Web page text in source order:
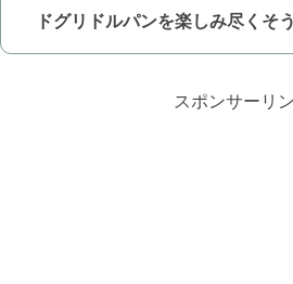
ドグリドルパンを楽しみ尽くそう
スポンサーリ